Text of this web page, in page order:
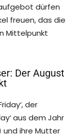
dürfen
freuen, das die
Mittelpunkt
Der August
der
aus dem Jahr
und ihre Mutter